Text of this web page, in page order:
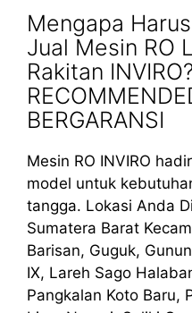
Mengapa
Jual Mesin RO
Rakitan
BERGARANSI
Mesin RO INVIRO
model untuk
tangga. Lokasi Anda
Sumatera Barat
Barisan, Guguk,
IX, Lareh Sago
Pangkalan Koto Baru,